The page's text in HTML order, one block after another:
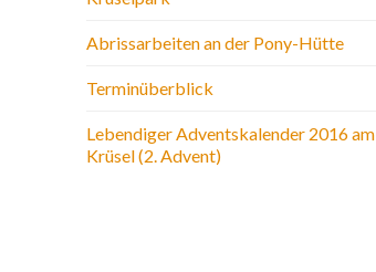
Abrissarbeiten an der Pony-Hütte
Terminüberblick
Lebendiger Adventskalender 2016 am
Krüsel (2. Advent)